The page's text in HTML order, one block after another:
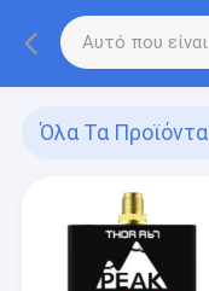
Όλα Τα Προϊόντα